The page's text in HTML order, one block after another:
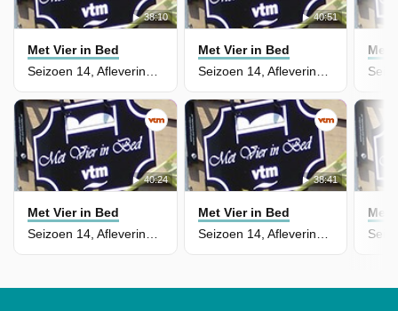
38:10
Met Vier in Bed
Seizoen 14, Aflevering 6 - Lavendine Pure
40:51
Met Vier in Bed
Seizoen 14, Aflevering 5 - Villa d'Achouffe
40:24
Met Vier in Bed
38:41
Met Vier in Bed
Met
Met